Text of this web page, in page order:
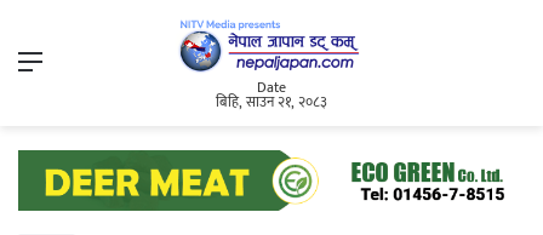
Menu
Date
बिहि, साउन २१, २०८३